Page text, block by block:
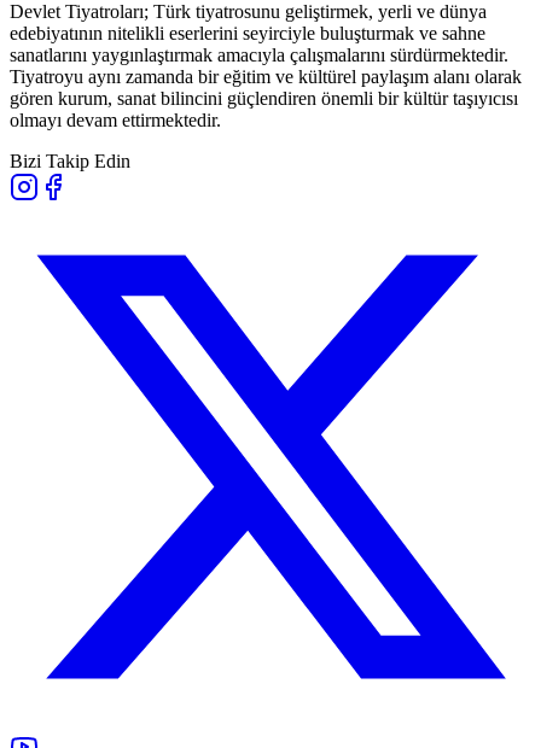
Devlet Tiyatroları; Türk tiyatrosunu geliştirmek, yerli ve dünya
edebiyatının nitelikli eserlerini seyirciyle buluşturmak ve sahne
sanatlarını yaygınlaştırmak amacıyla çalışmalarını sürdürmektedir.
Tiyatroyu aynı zamanda bir eğitim ve kültürel paylaşım alanı olarak
gören kurum, sanat bilincini güçlendiren önemli bir kültür taşıyıcısı
olmayı devam ettirmektedir.
Bizi Takip Edin